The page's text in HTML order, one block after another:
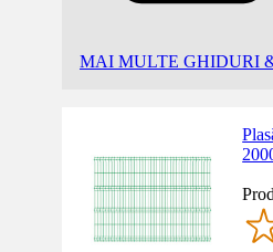
MAI MULTE GHIDURI